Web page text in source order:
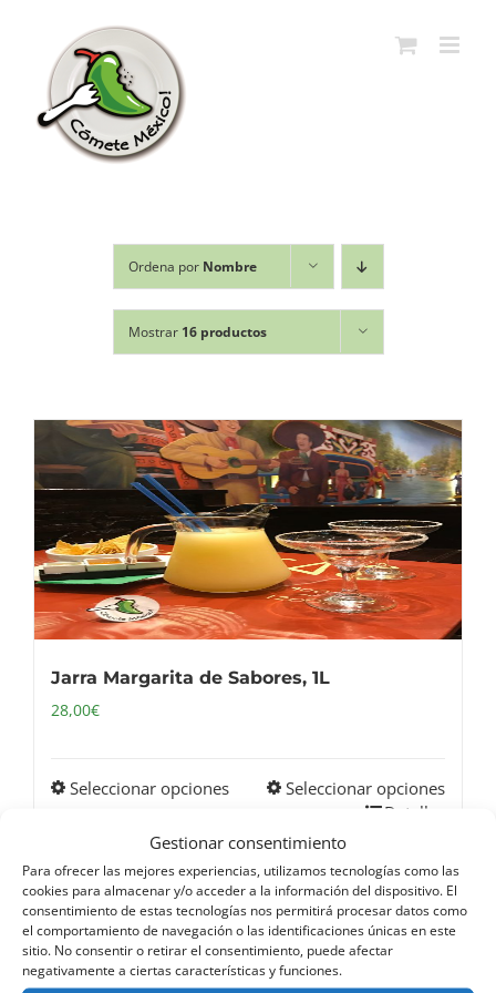
Gestionar consentimiento
Para ofrecer las mejores experiencias, utilizamos tecnologías como las
cookies para almacenar y/o acceder a la información del dispositivo. El
consentimiento de estas tecnologías nos permitirá procesar datos como
el comportamiento de navegación o las identificaciones únicas en este
sitio. No consentir o retirar el consentimiento, puede afectar
negativamente a ciertas características y funciones.
contenido
Ordena por Nombre
Mostrar 16 productos
Jarra Margarita de Sabores, 1L
28,00€
Seleccionar opcionesEste
tiene
múltiples
variantes.
Las
opciones
Seleccionar opciones
Detalles